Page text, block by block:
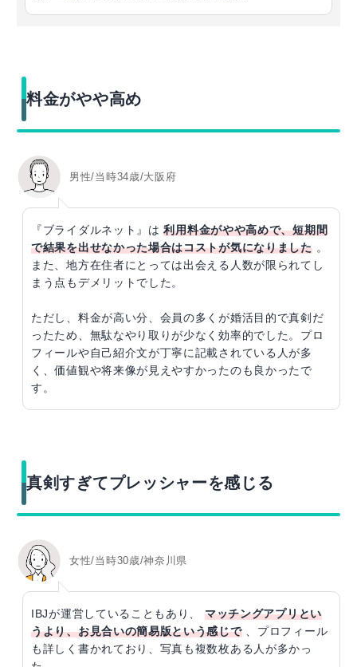
料金がやや高め
男性/当時34歳/大阪府
『ブライダルネット』は利用料金がやや高めで、短期間
で結果を出せなかった場合はコストが気になりました。
また、地方在住者にとっては出会える人数が限られてし
まう点もデメリットでした。
ただし、料金が高い分、会員の多くが婚活目的で真剣だ
ったため、無駄なやり取りが少なく効率的でした。プロ
フィールや自己紹介文が丁寧に記載されている人が多
く、価値観や将来像が見えやすかったのも良かったで
す。
真剣すぎてプレッシャーを感じる
女性/当時30歳/神奈川県
IBJが運営していることもあり、 マッチングアプリとい
うより、お見合いの簡易版という感じで、プロフィール
も詳しく書かれており、写真も複数枚ある人が多かっ